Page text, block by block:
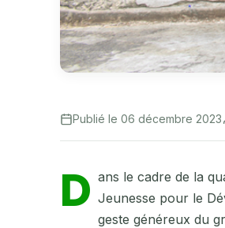
Publié le 06 décembre 2023
D ans le cadre de la
Jeunesse pour le
geste généreux du